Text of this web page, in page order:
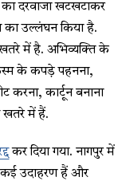
दरवाजा खटखटाकर
का उल्लंघन किया है.
खतरे में है. अभिव्यक्ति के
के कपड़े पहनना,
करना, कार्टून बनाना
में हैं.
कर दिया गया. नागपुर में
उदाहरण हैं और